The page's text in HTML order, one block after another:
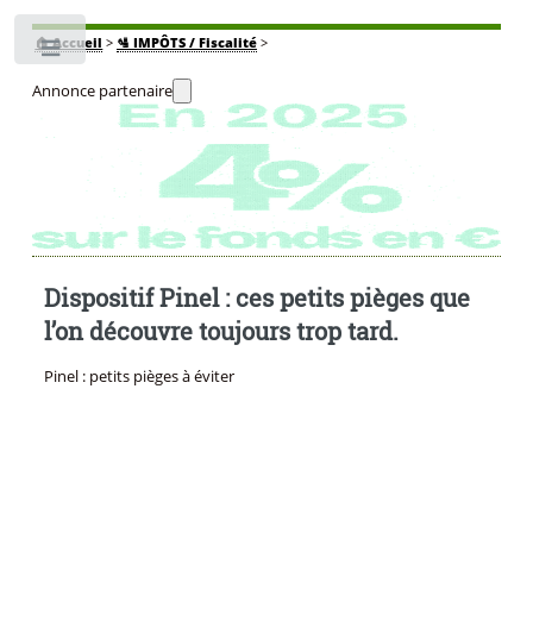
🏠Accueil > 🛂 IMPÔTS / Fiscalité>
Annonce partenaire
Dispositif Pinel : ces petits pièges que
l’on découvre toujours trop tard.
Pinel : petits pièges à éviter
Toggle